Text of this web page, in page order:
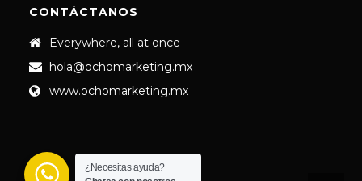
CONTÁCTANOS
Everywhere, all at once
hola@ochomarketing.mx
www.ochomarketing.mx
¿Necesitas ayuda?